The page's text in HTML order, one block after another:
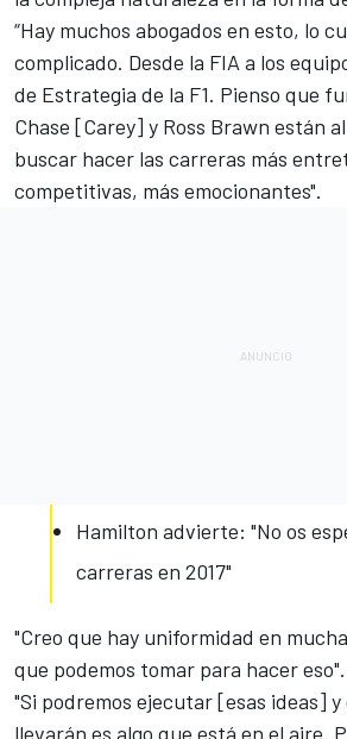
“Hay muchos abogados en esto, lo
complicado. Desde la FIA a los
de Estrategia de la F1. Pienso que
Chase [Carey] y Ross Brawn están
buscar hacer las carreras más
competitivas, más emocionantes".
Hamilton advierte: "No os
carreras en 2017"
"Creo que hay uniformidad en
que podemos tomar para hacer eso".
"Si podremos ejecutar [esas ideas]
llevarán es algo que está en el aire.